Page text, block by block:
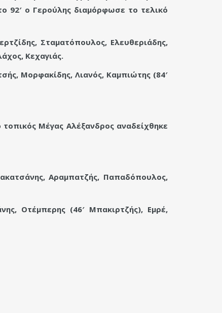
92′ ο Γερούλης διαμόρφωσε το τελικό
Σταματόπουλος, Ελευθεριάδης,
Κεχαγιάς.
Μορφακίδης, Λιανός, Καμπιώτης (84′
Μέγας Αλέξανδρος αναδείχθηκε
Αραμπατζής, Παπαδόπουλος,
Οτέμπερης (46′ Μπακιρτζής), Εμρέ,